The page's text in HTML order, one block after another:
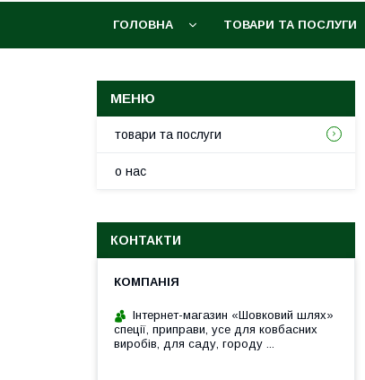
ГОЛОВНА ТОВАРИ ТА ПОСЛУГИ
товари та послуги
о нас
КОНТАКТИ
Інтернет-магазин «Шовковий шлях»
спеції, приправи, усе для ковбасних
виробів, для саду, городу ...